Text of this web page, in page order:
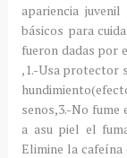
apariencia
básicos para
fueron dadas por
,1.-Usa protector
senos,3.-No fume
a asu piel el
Elimine la cafeína